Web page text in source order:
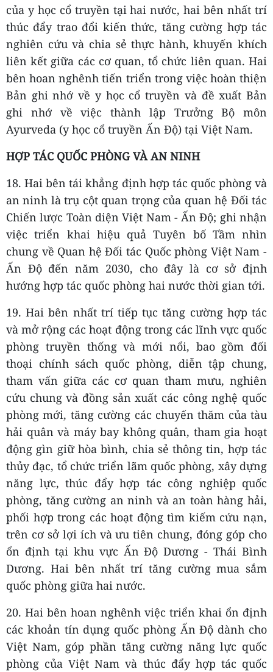
của y học cổ truyền tại hai nước, hai bên nhất trí
thúc đẩy trao đổi kiến thức, tăng cường hợp tác
nghiên cứu và chia sẻ thực hành, khuyến khích
liên kết giữa các cơ quan, tổ chức liên quan. Hai
bên hoan nghênh tiến triển trong việc hoàn thiện
Bản ghi nhớ về y học cổ truyền và đề xuất Bản
ghi nhớ về việc thành lập Trưởng Bộ môn
Ayurveda (y học cổ truyền Ấn Độ) tại Việt Nam.
HỢP TÁC QUỐC PHÒNG VÀ AN NINH
18. Hai bên tái khẳng định hợp tác quốc phòng và
an ninh là trụ cột quan trọng của quan hệ Đối tác
Chiến lược Toàn diện Việt Nam - Ấn Độ; ghi nhận
việc triển khai hiệu quả Tuyên bố Tầm nhìn
chung về Quan hệ Đối tác Quốc phòng Việt Nam -
Ấn Độ đến năm 2030, cho đây là cơ sở định
hướng hợp tác quốc phòng hai nước thời gian tới.
19. Hai bên nhất trí tiếp tục tăng cường hợp tác
và mở rộng các hoạt động trong các lĩnh vực quốc
phòng truyền thống và mới nổi, bao gồm đối
thoại chính sách quốc phòng, diễn tập chung,
tham vấn giữa các cơ quan tham mưu, nghiên
cứu chung và đồng sản xuất các công nghệ quốc
phòng mới, tăng cường các chuyến thăm của tàu
hải quân và máy bay không quân, tham gia hoạt
động gìn giữ hòa bình, chia sẻ thông tin, hợp tác
thủy đạc, tổ chức triển lãm quốc phòng, xây dựng
năng lực, thúc đẩy hợp tác công nghiệp quốc
phòng, tăng cường an ninh và an toàn hàng hải,
phối hợp trong các hoạt động tìm kiếm cứu nạn,
trên cơ sở lợi ích và ưu tiên chung, đóng góp cho
ổn định tại khu vực Ấn Độ Dương - Thái Bình
Dương. Hai bên nhất trí tăng cường mua sắm
quốc phòng giữa hai nước.
20. Hai bên hoan nghênh việc triển khai ổn định
các khoản tín dụng quốc phòng Ấn Độ dành cho
Việt Nam, góp phần tăng cường năng lực quốc
phòng của Việt Nam và thúc đẩy hợp tác quốc